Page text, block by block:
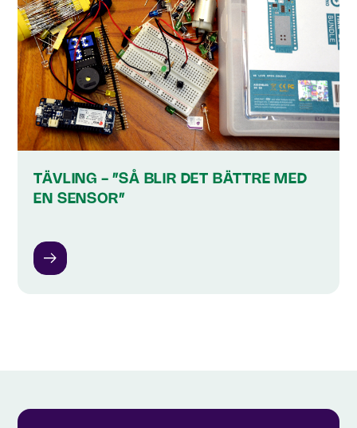
TÄVLING - ”SÅ BLIR DET BÄTTRE MED
EN SENSOR”